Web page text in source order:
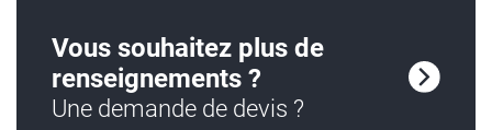
Vous souhaitez plus de
renseignements ?
Une demande de devis ?